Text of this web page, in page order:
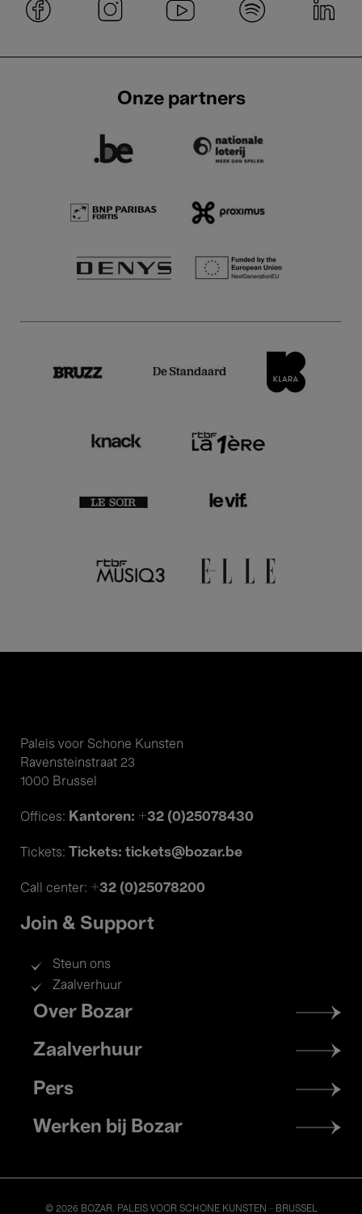
Onze partners
Paleis voor Schone Kunsten
Ravensteinstraat 23
1000 Brussel
Offices: Kantoren: +32 (0)25078430
Tickets: Tickets: tickets@bozar.be
Call center: +32 (0)25078200
Join & Support
Steun ons
Zaalverhuur
Footer
menu
Over Bozar
Zaalverhuur
Pers
Werken bij Bozar
© 2026 BOZAR. PALEIS VOOR SCHONE KUNSTEN - BRUSSEL